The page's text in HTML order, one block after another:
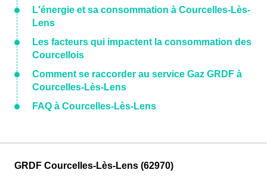
L'énergie et sa consommation à Courcelles-Lès-
Lens
Les facteurs qui impactent la consommation des
Courcellois
Comment se raccorder au service Gaz GRDF à
Courcelles-Lès-Lens
FAQ à Courcelles-Lès-Lens
GRDF Courcelles-Lès-Lens (62970)